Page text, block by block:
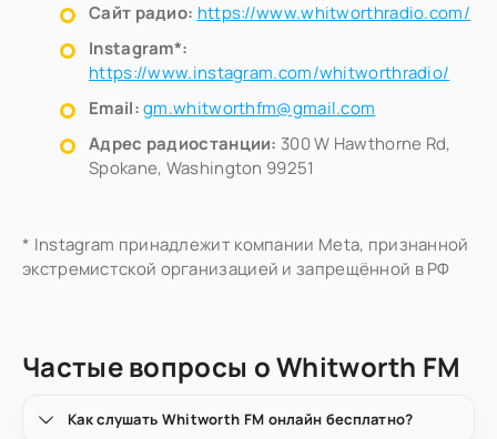
Сайт радио: https://www.whitworthradio.com/
Instagram*:
https://www.instagram.com/whitworthradio/
Email:gm.whitworthfm@gmail.com
Адрес радиостанции: 300 W Hawthorne Rd,
Spokane, Washington 99251
* Instagram принадлежит компании Meta, признанной
экстремистской организацией и запрещённой в РФ
Частые вопросы о Whitworth FM
Как слушать Whitworth FM онлайн бесплатно?